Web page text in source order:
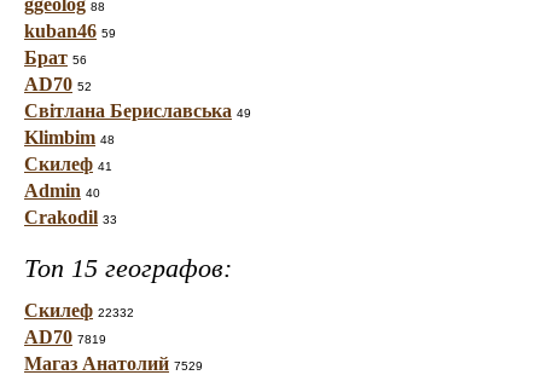
ggeolog 88
kuban46 59
Брат 56
AD70 52
Світлана Бериславська 49
Klimbim 48
Скилеф 41
Admin 40
Crakodil 33
Топ 15 географов:
Скилеф 22332
AD70 7819
Магаз Анатолий 7529